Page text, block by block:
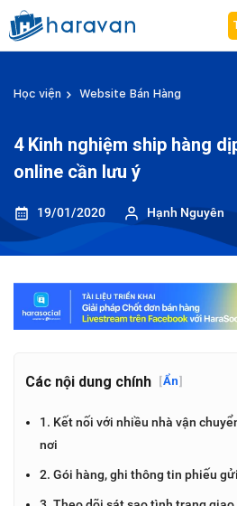
Học viện Website Bán Hàng
4 Kinh nghiệm ship hàng
online cần lưu ý
19/01/2020 Hạnh Nguyên
Các nội dung chính [Ẩn]
1. Kết nối với nhiều nhà vận
nơi
2. Gói hàng, ghi thông tin phiếu